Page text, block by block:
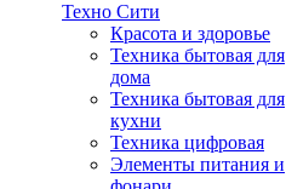
Техно Сити
Красота и здоровье
Техника бытовая для
дома
Техника бытовая для
кухни
Техника цифровая
Элементы питания и